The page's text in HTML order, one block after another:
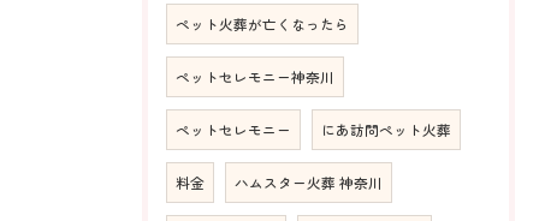
ペット火葬が亡くなったら
ペットセレモニー神奈川
ペットセレモニー にあ訪問ペット火葬
料金 ハムスター火葬 神奈川